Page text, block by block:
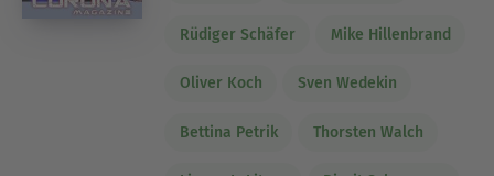
Rüdiger Schäfer Mike Hillenbrand
Oliver Koch Sven Wedekin
Bettina Petrik Thorsten Walch